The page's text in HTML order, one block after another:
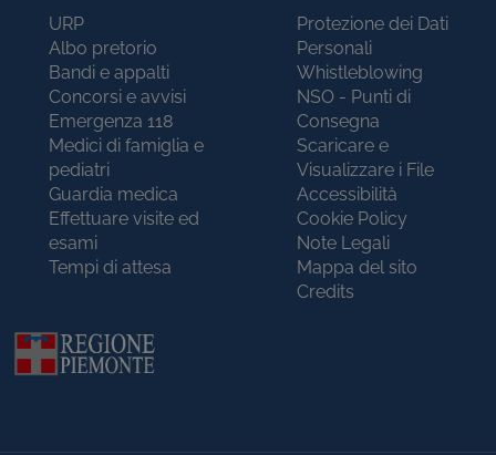
URP
Albo pretorio
Bandi e appalti
Concorsi e avvisi
Emergenza 118
Medici di famiglia e
pediatri
Guardia medica
Effettuare visite ed
esami
Tempi di attesa
Protezione dei Dati
Personali
Whistleblowing
NSO - Punti di
Consegna
Scaricare e
Visualizzare i File
Accessibilità
Cookie Policy
Note Legali
Mappa del sito
Credits